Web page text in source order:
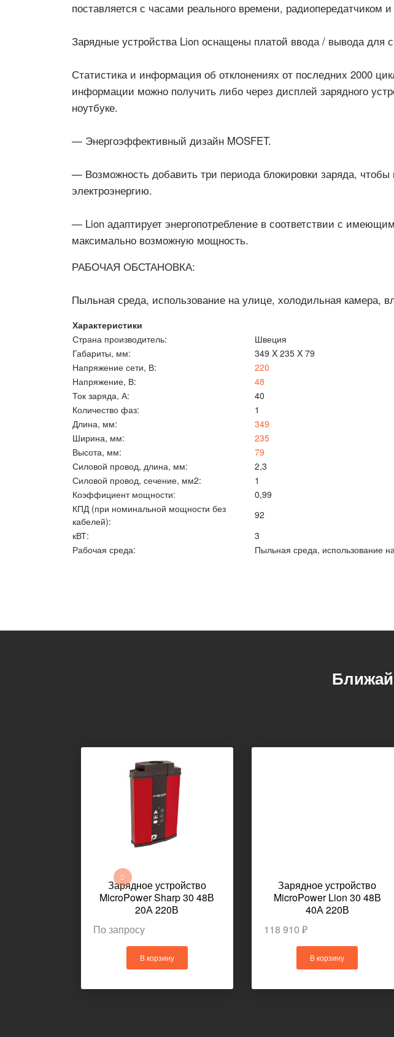
поставляется с часами реального времени, радиопередатчиком
Зарядные устройства Lion оснащены платой ввода / вывода для
Статистика и информация об отклонениях от последних 2000
информации можно получить либо через дисплей зарядного
ноутбуке.
— Энергоэффективный дизайн MOSFET.
— Возможность добавить три периода блокировки заряда,
электроэнергию.
— Lion адаптирует энергопотребление в соответствии с
максимально возможную мощность.
РАБОЧАЯ ОБСТАНОВКА:
Пыльная среда, использование на улице, холодильная камера,
Характеристики
Страна производитель:
Швеция
Габариты, мм:
349 X 235 X 79
Напряжение сети, В:
220
Напряжение, В:
48
Ток заряда, А:
40
Количество фаз:
1
Длина, мм:
349
Ширина, мм:
235
Высота, мм:
79
Силовой провод, длина, мм:
2,3
Силовой провод, сечение, мм2:
1
Коэффициент мощности:
0,99
КПД (при номинальной мощности без
кабелей):
92
кВТ:
3
Рабочая среда:
Пыльная среда, использование
Зарядное устройство
MicroPower Sharp 30 48В
20А 220В
По запросу
В корзину
Зарядное устройство
MicroPower Lion 30 48В
40А 220В
118 910 ₽
В корзину